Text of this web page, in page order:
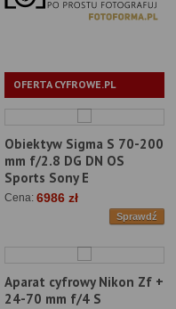
OFERTA CYFROWE.PL
Obiektyw Sigma S 70-200
mm f/2.8 DG DN OS
Sports Sony E
Cena: 6986 zł
Sprawdź
Aparat cyfrowy Nikon Zf +
24-70 mm f/4 S